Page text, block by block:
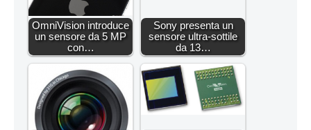
OmniVision introduce
un sensore da 5 MP
con…
Sony presenta un
sensore ultra-sottile
da 13…